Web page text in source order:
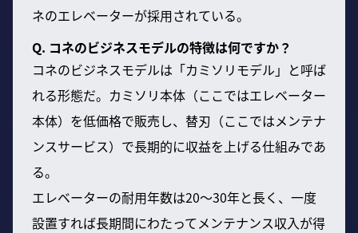
ネのエレベーターが採用されている。
Q. コネのビジネスモデルの特徴は何ですか？
コネのビジネスモデルは「カミソリモデル」と呼ば
れる形態だ。カミソリ本体（ここではエレベーター
本体）を低価格で販売し、替刃（ここではメンテナ
ンスサービス）で長期的に収益を上げる仕組みであ
る。
エレベーターの耐用年数は20〜30年と長く、一度
設置すれば長期間にわたってメンテナンス収入が得